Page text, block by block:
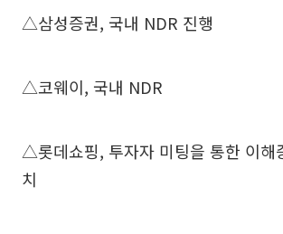
△삼성증권, 국내 NDR 진행
△코웨이, 국내 NDR
△롯데쇼핑, 투자자 미팅을 통한 이해
치